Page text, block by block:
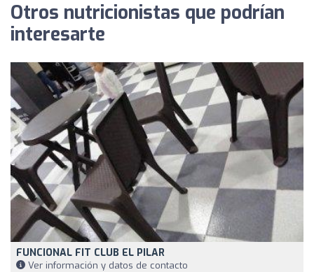
Otros nutricionistas que podrían
interesarte
FUNCIONAL FIT CLUB EL PILAR
Ver información y datos de contacto